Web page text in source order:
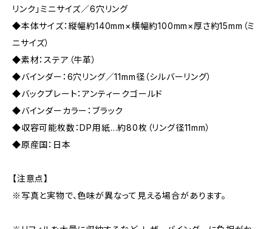
リンク」ミニサイズ／6穴リング
◆本体サイズ：縦幅約140mm×横幅約100mm×厚さ約15mm（ミ
ニサイズ）
◆素材：ステア（牛革）
◆バインダー：6穴リング／11mm径（シルバーリング）
◆バックプレート：アンティークゴールド
◆バインダーカラー：ブラック
◆収容可能枚数：DP用紙…約80枚（リング径11mm）
◆原産国：日本
【注意点】
※写真と実物で、色味が異なって見える場合があります。